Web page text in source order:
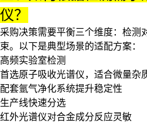
仪？
采购决策需要平衡三个维度：检测
束。以下是典型场景的适配方案：
高频实验室检测
首选原子吸收光谱仪，适合微量杂
配套氩气净化系统提升稳定性
生产线快速分选
红外光谱仪对合金成分反应灵敏